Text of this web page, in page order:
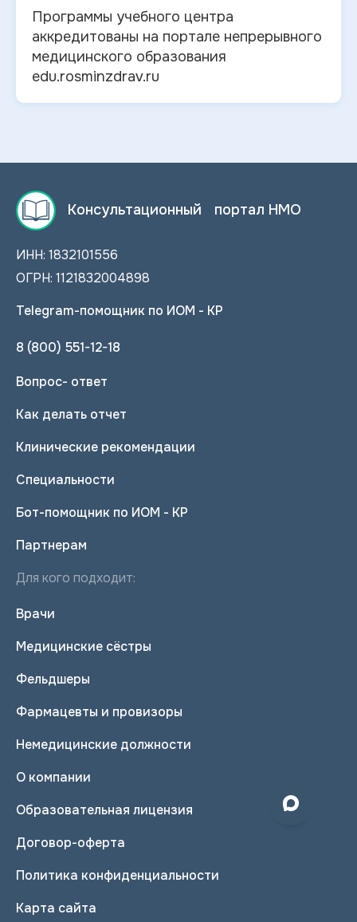
Программы учебного центра
аккредитованы на портале непрерывного
медицинского образования
edu.rosminzdrav.ru
Консультационный портал НМО
ИНН: 1832101556
ОГРН: 1121832004898
Telegram-помощник по ИОМ - КР
8 (800) 551-12-18
Вопрос- ответ
Как делать отчет
Клинические рекомендации
Специальности
Бот-помощник по ИОМ - КР
Партнерам
Для кого подходит:
Врачи
Медицинские сёстры
Фельдшеры
Фармацевты и провизоры
Немедицинские должности
О компании
Образовательная лицензия
Договор-оферта
Политика конфиденциальности
Карта сайта